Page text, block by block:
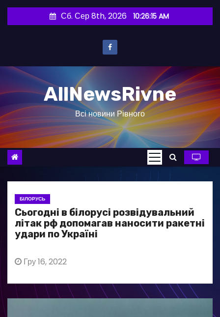
и
о
в
Сб. Сер 8th, 2026 10:26:16 AM
AllNewsRivne
Всі новини Рівного
БІЛОРУСЬ
Сьогодні в білорусі розвідувальний
літак рф допомагав наносити ракетні
удари по Україні
Гру 16, 2022